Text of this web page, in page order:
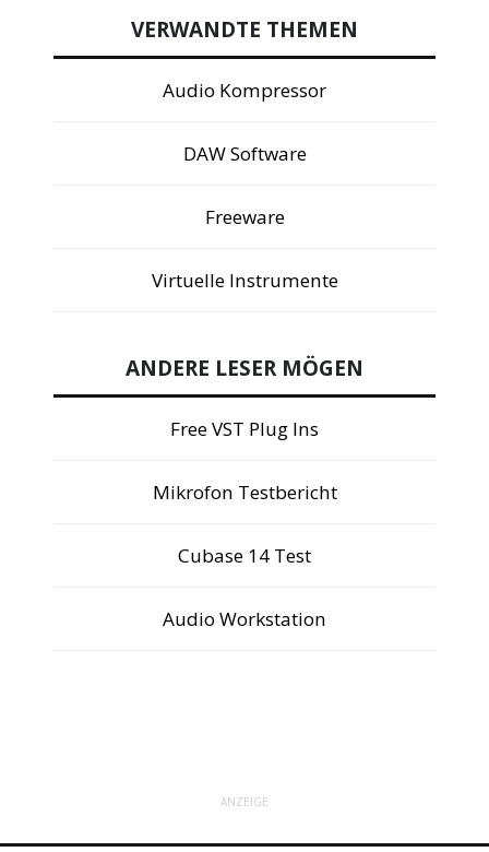
VERWANDTE THEMEN
Audio Kompressor
DAW Software
Freeware
Virtuelle Instrumente
ANDERE LESER MÖGEN
Free VST Plug Ins
Mikrofon Testbericht
Cubase 14 Test
Audio Workstation
ANZEIGE